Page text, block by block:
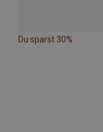
Du sparst 30%